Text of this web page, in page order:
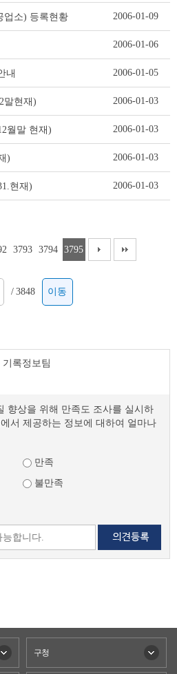
업소) 등록현황 2006-01-09
2006-01-06
내 2006-01-05
말현재) 2006-01-03
월말 현재) 2006-01-03
) 2006-01-03
현재) 2006-01-03
3793 3794 3795
/ 3848 이동
록정보팀
향상을 위해 만족도 조사를 실시하
서 제공하는 정보에 대하여 얼마나
만족
불만족
구청